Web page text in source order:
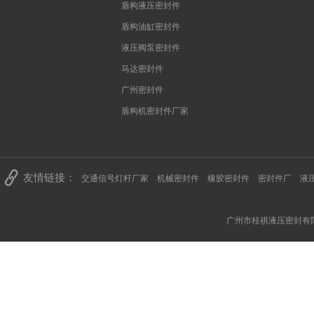
盾构液压密封件
盾构油缸密封件
液压阀泵密封件
马达密封件
广州密封件
盾构机密封件厂家
友情链接： 交通信号灯杆厂家 机械密封件 橡胶密封件 密封件厂 液
广州市桂祺液压密封有